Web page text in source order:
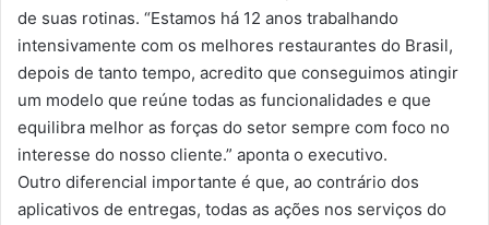
de suas rotinas. “Estamos há 12 anos trabalhando
intensivamente com os melhores restaurantes do Brasil,
depois de tanto tempo, acredito que conseguimos atingir
um modelo que reúne todas as funcionalidades e que
equilibra melhor as forças do setor sempre com foco no
interesse do nosso cliente.” aponta o executivo.
Outro diferencial importante é que, ao contrário dos
aplicativos de entregas, todas as ações nos serviços do